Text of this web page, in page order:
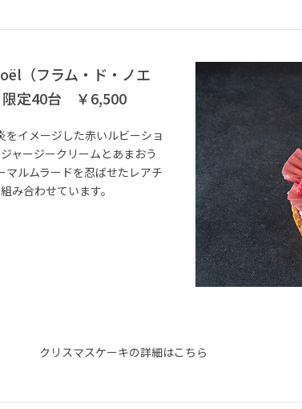
（フラム・ド・ノエ
定40台 ￥6,500
イメージした赤いルビーショ
ャージークリームとあまおう
ルムラードを忍ばせたレアチ
み合わせています。
クリスマスケーキの詳細はこちら